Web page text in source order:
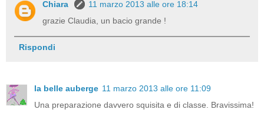
Chiara
11 marzo 2013 alle ore 18:14
grazie Claudia, un bacio grande !
Rispondi
la belle auberge 11 marzo 2013 alle ore 11:09
Una preparazione davvero squisita e di classe. Bravissima!